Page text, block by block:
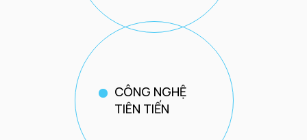
CÔNG NGHỆ
TIÊN TIẾN